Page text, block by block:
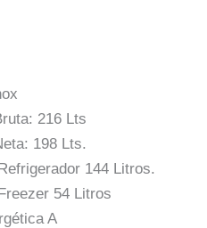
216 Lts
198 Lts.
144 Litros.
54 Litros
A